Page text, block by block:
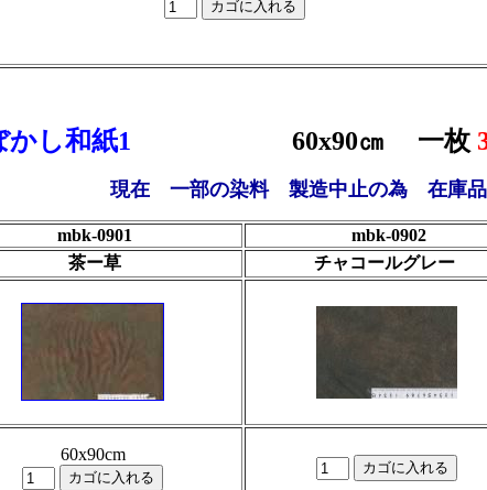
和紙1 60x90㎝ 一枚
現在 一部の染料 製造中止の為 在庫
mbk-0901 mbk-0902
茶ー草
チャコールグレー
60x90cm